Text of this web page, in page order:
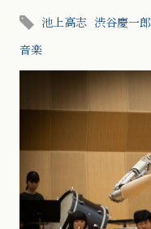
池上高志 渋谷慶一郎
音楽